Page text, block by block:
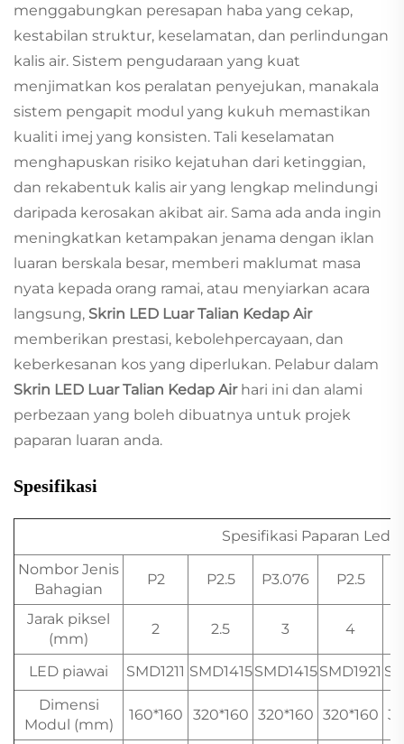
menggabungkan peresapan haba yang cekap,
kestabilan struktur, keselamatan, dan perlindungan
kalis air. Sistem pengudaraan yang kuat
menjimatkan kos peralatan penyejukan, manakala
sistem pengapit modul yang kukuh memastikan
kualiti imej yang konsisten. Tali keselamatan
menghapuskan risiko kejatuhan dari ketinggian,
dan rekabentuk kalis air yang lengkap melindungi
daripada kerosakan akibat air. Sama ada anda ingin
meningkatkan ketampakan jenama dengan iklan
luaran berskala besar, memberi maklumat masa
nyata kepada orang ramai, atau menyiarkan acara
langsung, Skrin LED Luar Talian Kedap Air
memberikan prestasi, kebolehpercayaan, dan
keberkesanan kos yang diperlukan. Pelabur dalam
Skrin LED Luar Talian Kedap Air hari ini dan alami
perbezaan yang boleh dibuatnya untuk projek
paparan luaran anda.
Spesifikasi
Spesifikasi Paparan Led
Nombor Jenis
Bahagian
P2 P2.5 P3.076 P2.5
Jarak piksel
(mm)
2 2.5 3 4
LED piawai SMD1211 SMD1415SMD1415SMD1921
Dimensi
Modul (mm)
160*160 320*160 320*160 320*160